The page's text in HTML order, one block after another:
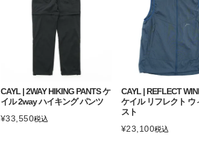
CAYL | 2WAY HIKING PANTS ケ
イル 2way ハイキング パンツ
¥33,550税込
CAYL | REFLECT
ケイル リフレクト ウ
スト
¥23,100税込